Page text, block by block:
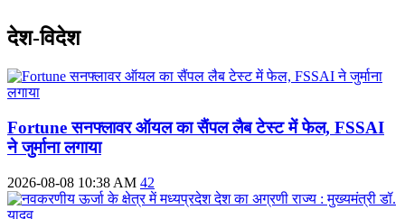
देश-विदेश
Fortune सनफ्लावर ऑयल का सैंपल लैब टेस्ट में फेल, FSSAI
ने जुर्माना लगाया
2026-08-08 10:38 AM 42